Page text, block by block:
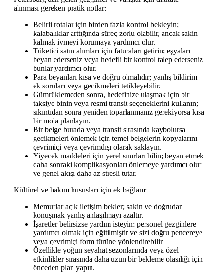
alınması gereken pratik notlar:
Belirli rotalar için birden fazla kontrol bekleyin;
kalabalıklar arttığında süreç zorlu olabilir, ancak sakin
kalmak ivmeyi korumaya yardımcı olur.
Tüketici satın alımları için faturaları getirin; eşyaları
beyan ederseniz veya hedefli bir kontrol talep ederseniz
bunlar yardımcı olur.
Para beyanları kısa ve doğru olmalıdır; yanlış bildirim
ek soruları veya gecikmeleri tetikleyebilir.
Gümrüklemeden sonra, hedefinize ulaşmak için bir
taksiye binin veya resmi transit seçeneklerini kullanın;
sıkıntıdan sonra yeniden toparlanmanız gerekiyorsa kısa
bir mola planlayın.
Bir belge burada veya transit sırasında kaybolursa
gecikmeleri önlemek için temel belgelerin kopyalarını
çevrimiçi veya çevrimdışı olarak saklayın.
Yiyecek maddeleri için yerel sınırları bilin; beyan etmek
daha sonraki komplikasyonları önlemeye yardımcı olur
ve genel akışı daha az stresli tutar.
Kültürel ve bakım hususları için ek bağlam:
Memurlar açık iletişim bekler; sakin ve doğrudan
konuşmak yanlış anlaşılmayı azaltır.
İşaretler belirsizse yardım isteyin; personel gezginlere
yardımcı olmak için eğitilmiştir ve sizi doğru pencereye
veya çevrimiçi form türüne yönlendirebilir.
Özellikle yoğun seyahat sezonlarında veya özel
etkinlikler sırasında daha uzun bir bekleme olasılığı için
önceden plan yapın.